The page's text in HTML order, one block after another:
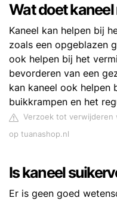
Wat doet
Kaneel kan helpen bij
zoals een opgeblazen
ook helpen bij het
bevorderen van een
kan kaneel ook helpen
buikkrampen en het
Verzoek tot verwijderen
op tuanashop.nl
Is kaneel
Er is geen goed